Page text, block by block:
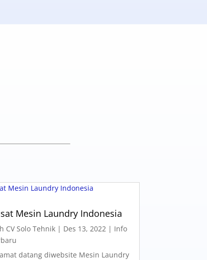
Mesin Laundry Indonesia
CV Solo Tehnik| Des 13, 2022| Info
datang diwebsite Mesin Laundry